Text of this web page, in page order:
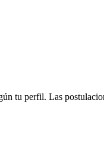
tu perfil. Las